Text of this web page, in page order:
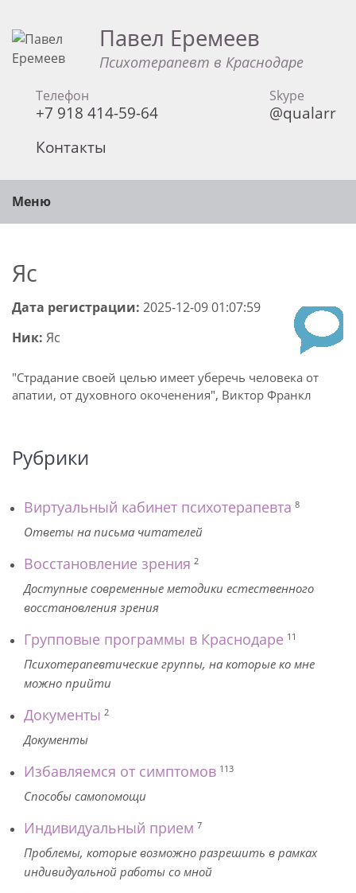
Павел Еремеев
Психотерапевт в Краснодаре
Телефон
+7 918 414-59-64
Skype
@qualarr
Контакты
Меню
Яс
Дата регистрации: 2025-12-09 01:07:59
Ник: Яс
"Страдание своей целью имеет уберечь человека от
апатии, от духовного окоченения", Виктор Франкл
Рубрики
Виртуальный кабинет психотерапевта 8
Ответы на письма читателей
Восстановление зрения 2
Доступные современные методики естественного
восстановления зрения
Групповые программы в Краснодаре 11
Психотерапевтические группы, на которые ко мне
можно прийти
Документы 2
Документы
Избавляемся от симптомов 113
Способы самопомощи
Индивидуальный прием 7
Проблемы, которые возможно разрешить в рамках
индивидуальной работы со мной